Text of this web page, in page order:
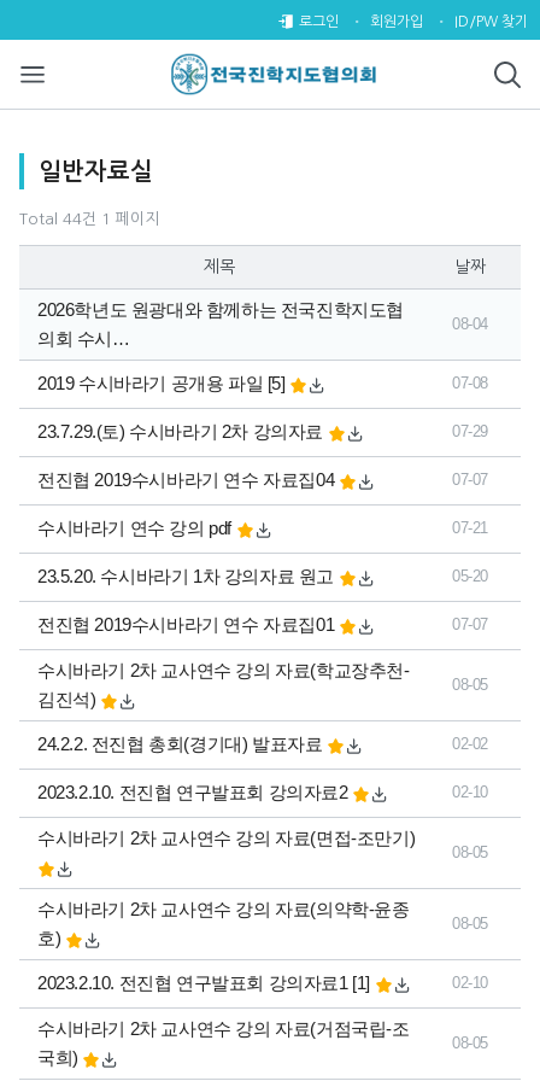
일반자료실 1 페이지
로그인 회원가입 ID/PW 찾기
일반자료실
Total 44건 1 페이지
제목 날짜
2026학년도 원광대와 함께하는 전국진학지도협
의회 수시…
08-04
2019 수시바라기 공개용 파일 댓글
[5]개 07-08
23.7.29.(토) 수시바라기 2차 강의자료 07-29
전진협 2019수시바라기 연수 자료집04 07-07
수시바라기 연수 강의 pdf 07-21
23.5.20. 수시바라기 1차 강의자료 원고 05-20
전진협 2019수시바라기 연수 자료집01 07-07
수시바라기 2차 교사연수 강의 자료(학교장추천-
김진석)
08-05
24.2.2. 전진협 총회(경기대) 발표자료 02-02
2023.2.10. 전진협 연구발표회 강의자료2 02-10
수시바라기 2차 교사연수 강의 자료(면접-조만기)
08-05
수시바라기 2차 교사연수 강의 자료(의약학-윤종
호)
08-05
2023.2.10. 전진협 연구발표회 강의자료1 댓글
[1] 개 02-10
수시바라기 2차 교사연수 강의 자료(거점국립-조
국희)
08-05